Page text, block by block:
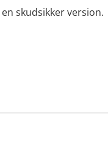
skudsikker version.